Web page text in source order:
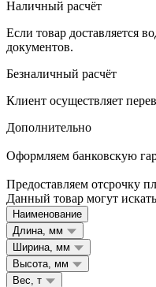
Наличный расчёт
Если товар доставляется
документов.
Безналичный расчёт
Клиент осуществляет
Дополнительно
Оформляем банковскую
Предоставляем отсрочку
Данный товар могут
Наименование
Длина, мм
Ширина, мм
Высота, мм
Вес, т